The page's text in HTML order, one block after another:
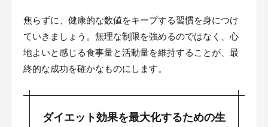
焦らずに、健康的な数値をキープする習慣を身につけ
ていきましょう。無理な制限を強めるのではなく、心
地よいと感じる食事量と活動量を維持することが、最
終的な成功を確かなものにします。
ダイエット効果を最大化するための生